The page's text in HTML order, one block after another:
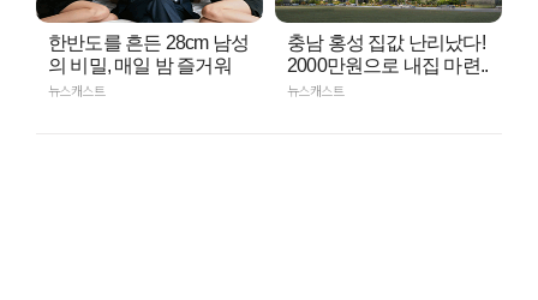
한반도를 흔든 28cm 남성
의 비밀, 매일 밤 즐거워
뉴스캐스트
충남 홍성 집값 난리났다!
2000만원으로 내집 마련..
뉴스캐스트